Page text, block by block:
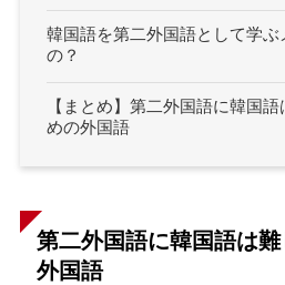
韓国語を第二外国語として学ぶ
の？
【まとめ】第二外国語に韓国
めの外国語
第二外国語に韓国語は
外国語